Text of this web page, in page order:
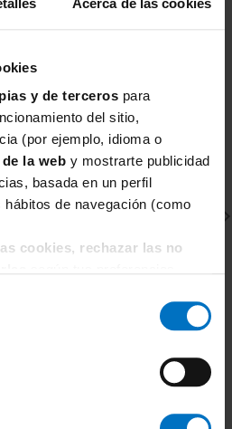
y de terceros para
del sitio,
(por ejemplo, idioma o
la web y mostrarte publicidad
basada en un perfil
de navegación (como
cookies, rechazar las no
AA5455